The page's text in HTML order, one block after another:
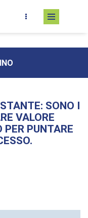
SONO I
VALORE
PUNTARE